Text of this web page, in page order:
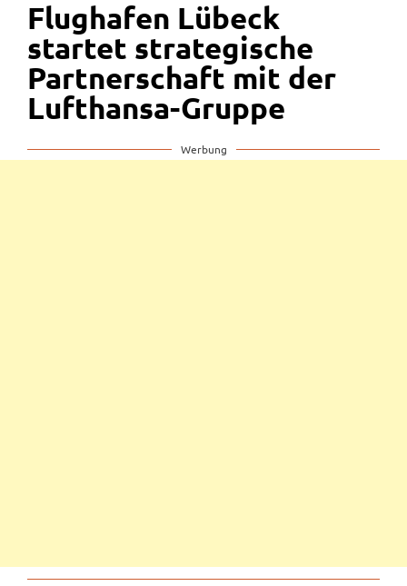
Flughafen Lübeck
startet strategische
Partnerschaft mit der
Lufthansa-Gruppe
Werbung